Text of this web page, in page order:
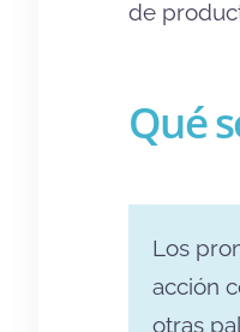
de
Qué
Los
acción
otras